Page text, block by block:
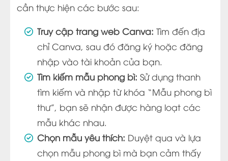
cần thực hiện các bước sau:
Truy cập trang web Canva: Tìm đến địa
chỉ Canva, sau đó đăng ký hoặc đăng
nhập vào tài khoản của bạn.
Tìm kiếm mẫu phong bì: Sử dụng thanh
tìm kiếm và nhập từ khóa “Mẫu phong bì
thư”, bạn sẽ nhận được hàng loạt các
mẫu khác nhau.
Chọn mẫu yêu thích: Duyệt qua và lựa
chọn mẫu phong bì mà bạn cảm thấy